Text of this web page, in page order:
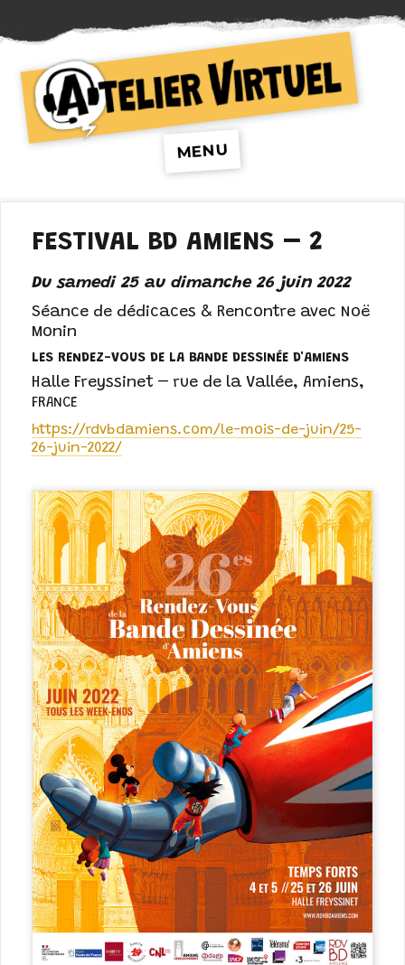
Atelier VirtuelMENU
FESTIVAL BD AMIENS – 2
Du samedi 25 au dimanche 26 juin 2022
Séance de dédicaces & Rencontre avec Noë
Monin
LES RENDEZ-VOUS DE LA BANDE DESSINÉE D'AMIENS
Halle Freyssinet – rue de la Vallée,Amiens,
FRANCE
https://rdvbdamiens.com/le-mois-de-juin/25-
26-juin-2022/